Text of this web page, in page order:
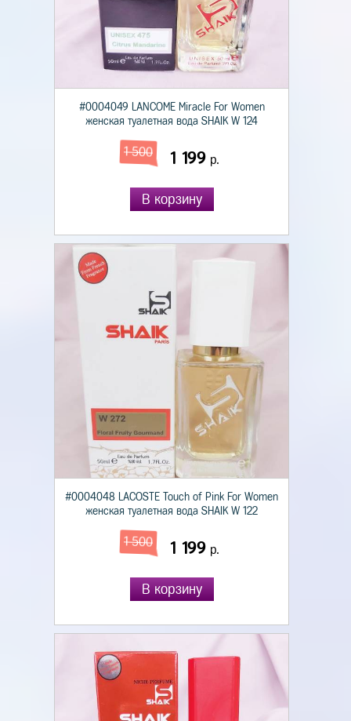
#0004049 LANCOME Miracle For Women
женская туалетная вода SHAIK W 124
1 500 1 199 р.
В корзину
#0004048 LACOSTE Touch of Pink For Women
женская туалетная вода SHAIK W 122
1 500 1 199 р.
В корзину